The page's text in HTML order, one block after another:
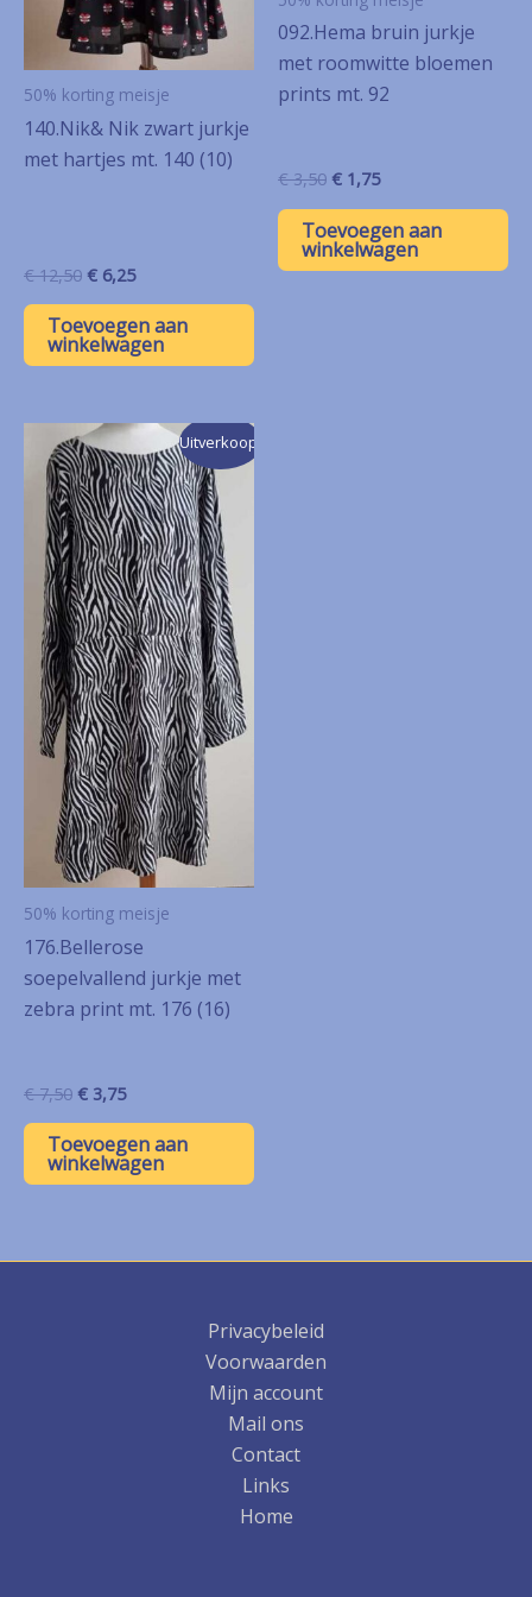
50% korting meisje
140.Nik& Nik zwart jurkje
met hartjes mt. 140 (10)
€12,50 Oorspronkelijke
was:
€ 12,50.
€ 6,25Huidige
is:
€ 6,25.
Toevoegen aan
winkelwagen
092.Hema bruin jurkje
met roomwitte bloemen
prints mt. 92
€3,50 Oorspronkelijke
was:
€ 3,50.
€ 1,75Huidige
is:
€ 1,75.
Toevoegen aan
winkelwagen
Uitverkoop!
50% korting meisje
176.Bellerose
soepelvallend jurkje met
zebra print mt. 176 (16)
€7,50 Oorspronkelijke
was:
€ 7,50.
€ 3,75Huidige
is:
€ 3,75.
Toevoegen aan
winkelwagen
Privacybeleid
Voorwaarden
Mijn account
Mail ons
Contact
Links
Home